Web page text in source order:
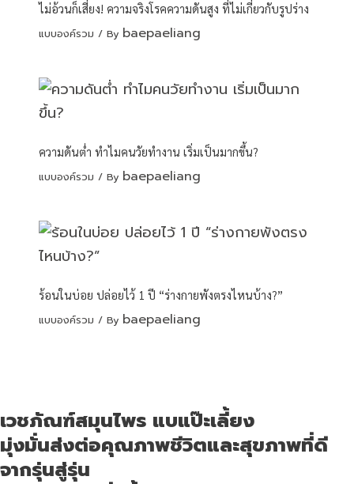
ไม่อ้วนก็เสี่ยง! ความจริงโรคความดันสูง ที่ไม่เกี่ยวกับรูปร่าง
แบบองค์รวม / By baepaeliang
ความดันต่ำ ทำไมคนวัยทำงาน เริ่มเป็นมากขึ้น?
แบบองค์รวม / By baepaeliang
ร้อนในบ่อย ปล่อยไว้ 1 ปี “ร่างกายพังตรงไหนบ้าง?”
แบบองค์รวม / By baepaeliang
เวชภัณฑ์สมุนไพร แบแป๊ะเลี้ยง
มุ่งมั่นส่งต่อคุณภาพชีวิตและสุขภาพที่ดี
จากรุ่นสู่รุ่น